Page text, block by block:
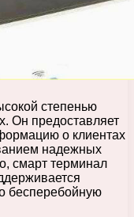
степенью
Он предоставляет
о клиентах
надежных
смарт терминал
бесперебойную